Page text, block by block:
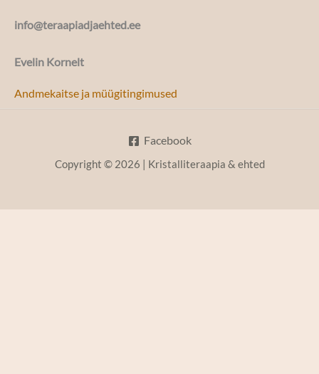
info@teraapiadjaehted.ee
Evelin Kornelt
Andmekaitse ja müügitingimused
Facebook
Copyright © 2026 | Kristalliteraapia & ehted